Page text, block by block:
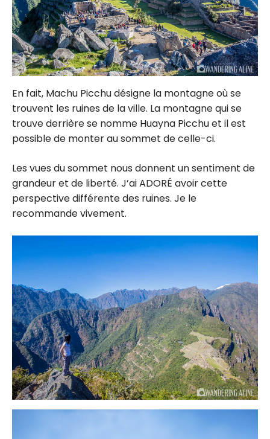
En fait, Machu Picchu désigne la montagne où se
trouvent les ruines de la ville. La montagne qui se
trouve derrière se nomme Huayna Picchu et il est
possible de monter au sommet de celle-ci.
Les vues du sommet nous donnent un sentiment de
grandeur et de liberté. J’ai ADORÉ avoir cette
perspective différente des ruines. Je le
recommande vivement.